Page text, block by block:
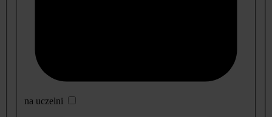
na uczelni